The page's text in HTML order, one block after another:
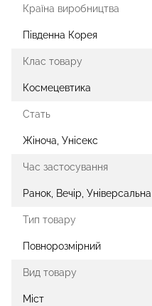
Країна виробництва
Південна Корея
Клас товару
Космецевтика
Стать
Жіноча, Унісекс
Час застосування
Ранок, Вечір, Універсальна
Тип товару
Повнорозмірний
Вид товару
Міст